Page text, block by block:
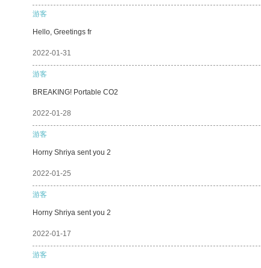
游客
Hello, Greetings fr
2022-01-31
游客
BREAKING! Portable CO2
2022-01-28
游客
Horny Shriya sent you 2
2022-01-25
游客
Horny Shriya sent you 2
2022-01-17
游客